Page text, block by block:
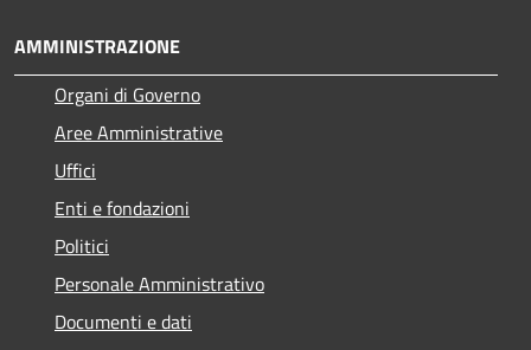
AMMINISTRAZIONE
Organi di Governo
Aree Amministrative
Uffici
Enti e fondazioni
Politici
Personale Amministrativo
Documenti e dati